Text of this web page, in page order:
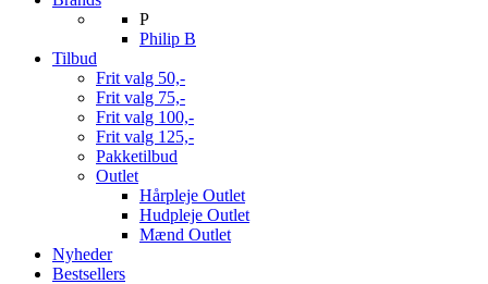
P
Philip B
Tilbud
Frit valg 50,-
Frit valg 75,-
Frit valg 100,-
Frit valg 125,-
Pakketilbud
Outlet
Hårpleje Outlet
Hudpleje Outlet
Mænd Outlet
Nyheder
Bestsellers